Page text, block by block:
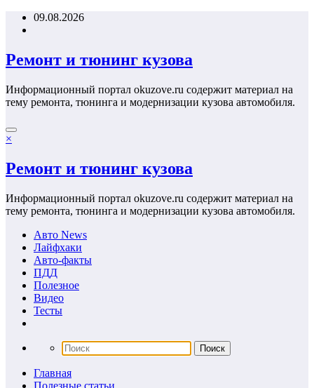
Перейти09.08.2026
Ремонт и тюнинг кузова
Информационный портал okuzove.ru содержит материал на
тему ремонта, тюнинга и модернизации кузова автомобиля.
×
Ремонт и тюнинг кузова
Информационный портал okuzove.ru содержит материал на
тему ремонта, тюнинга и модернизации кузова автомобиля.
Авто News
Лайфхаки
Авто-факты
ПДД
Полезное
Видео
Тесты
Главная
Полезные статьи